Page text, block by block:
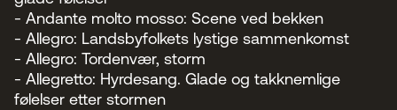
- Andante molto mosso: Scene ved bekken
- Allegro: Landsbyfolkets lystige sammenkomst
- Allegro: Tordenvær, storm
- Allegretto: Hyrdesang. Glade og takknemlige
følelser etter stormen